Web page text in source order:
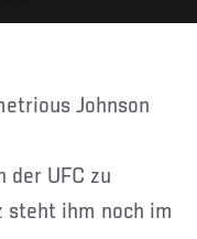
UFC zu
steht ihm noch im